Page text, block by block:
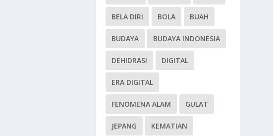
BELA DIRI BOLA BUAH
BUDAYA BUDAYA INDONESIA
DEHIDRASI DIGITAL
ERA DIGITAL
FENOMENA ALAM GULAT
JEPANG KEMATIAN